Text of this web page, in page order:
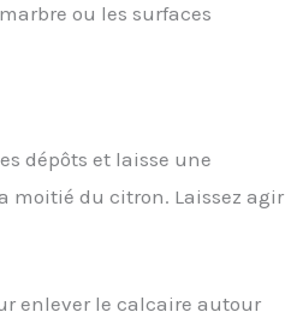
ou les surfaces
dépôts et laisse une
moitié du citron. Laissez agir
enlever le calcaire autour